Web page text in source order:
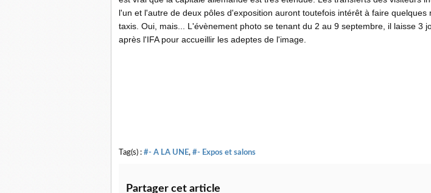
l'un et l'autre de deux pôles d'exposition auront toutefois intérêt à faire quelques
taxis. Oui, mais... L'évènement photo se tenant du 2 au 9 septembre, il laisse 3
après l'IFA pour accueillir les adeptes de l'image.
Tag(s) : #- A LA UNE, #- Expos et salons
Partager cet article